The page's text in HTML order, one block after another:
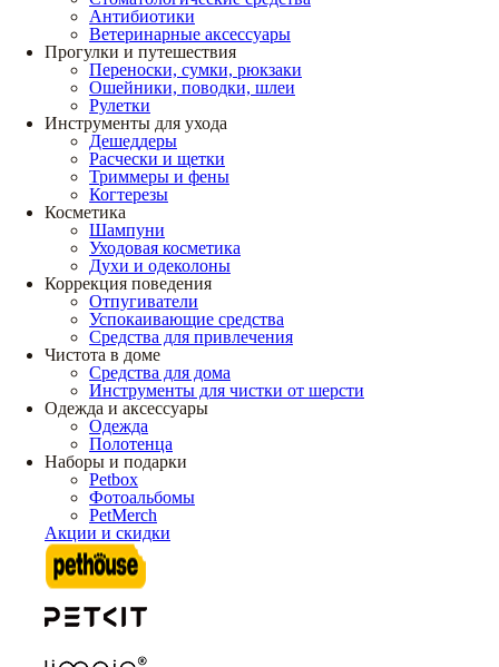
Антибиотики
Ветеринарные аксессуары
Прогулки и путешествия
Переноски, сумки, рюкзаки
Ошейники, поводки, шлеи
Рулетки
Инструменты для ухода
Дешеддеры
Расчески и щетки
Триммеры и фены
Когтерезы
Косметика
Шампуни
Уходовая косметика
Духи и одеколоны
Коррекция поведения
Отпугиватели
Успокаивающие средства
Средства для привлечения
Чистота в доме
Средства для дома
Инструменты для чистки от шерсти
Одежда и аксессуары
Одежда
Полотенца
Наборы и подарки
Petbox
Фотоальбомы
PetMerch
Акции и скидки